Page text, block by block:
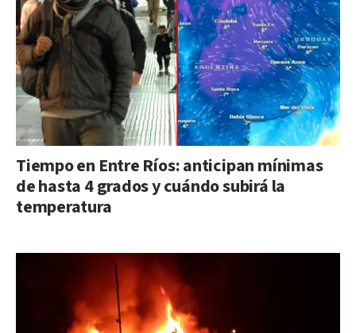
Tiempo en Entre Ríos: anticipan mínimas
de hasta 4 grados y cuándo subirá la
temperatura